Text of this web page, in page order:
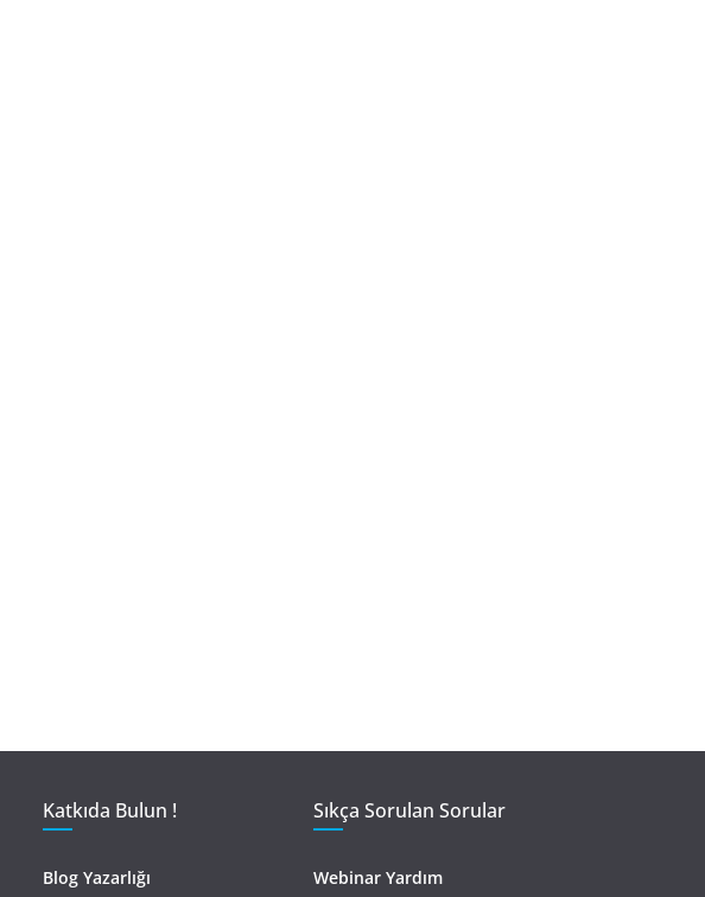
Katkıda Bulun !
Blog Yazarlığı
Sıkça Sorulan Sorular
Webinar Yardım